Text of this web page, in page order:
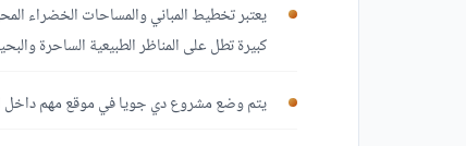
يعتبر تخطيط المباني والمساحات الخضراء
كبيرة تطل على المناظر الطبيعية الساحرة
يتم وضع مشروع دي جويا في موقع مهم داخل